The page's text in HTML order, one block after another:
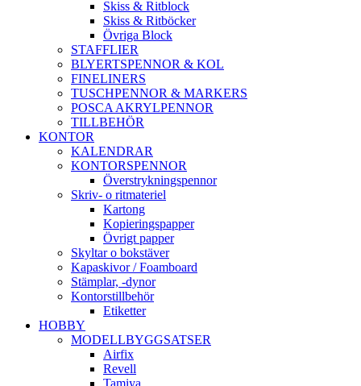
Skiss & Ritblock
Skiss & Ritböcker
Övriga Block
STAFFLIER
BLYERTSPENNOR & KOL
FINELINERS
TUSCHPENNOR & MARKERS
POSCA AKRYLPENNOR
TILLBEHÖR
KONTOR
KALENDRAR
KONTORSPENNOR
Överstrykningspennor
Skriv- o ritmateriel
Kartong
Kopieringspapper
Övrigt papper
Skyltar o bokstäver
Kapaskivor / Foamboard
Stämplar, -dynor
Kontorstillbehör
Etiketter
HOBBY
MODELLBYGGSATSER
Airfix
Revell
Tamiya